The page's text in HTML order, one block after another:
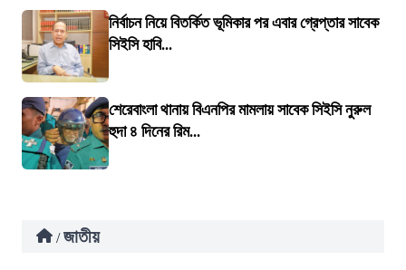
নির্বাচন নিয়ে বিতর্কিত ভূমিকার পর এবার গ্রেপ্তার সাবেক
সিইসি হাবি...
শেরেবাংলা থানায় বিএনপির মামলায় সাবেক সিইসি নুরুল
হুদা ৪ দিনের রিম...
/ জাতীয়